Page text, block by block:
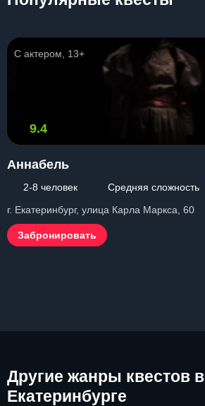
С актером, 13+
9.4
Аннабель
2-8 человек
Средняя сложность
г. Екатеринбург, улица Карла Маркса, 60
Забронировать
Другие жанры квестов в
Екатеринбурге